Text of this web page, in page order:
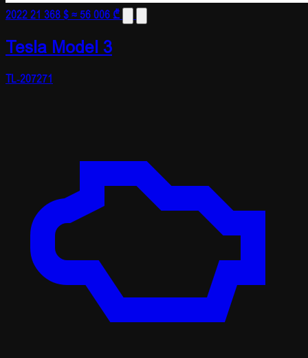
202221 368 $≈ 56 006 ₾
Tesla Model 3
TL-207271